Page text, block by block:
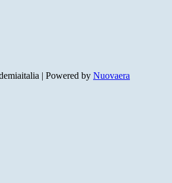
| Powered by Nuovaera